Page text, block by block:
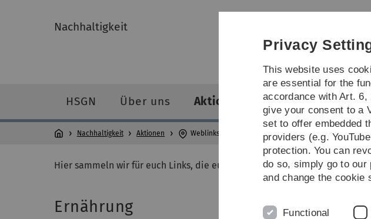
Nachhaltigkeit
HSGN Über uns Aktionen Kontakt &
Nachhaltigkeit Aktionen Weblinks für ein nachhaltigeres Leben
Hier sammeln wir für euch Links, die euch und uns bei der Umsetzung
Ernährung
Privacy
This website uses
are essential for the
accordance with Art.
give your consent to a
set to offer embedded
providers (e.g.
protection. You can
do so, simply go to
and change the cookie
Functional